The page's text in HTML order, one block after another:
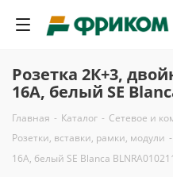
Розетка 2К+3,
16А, белый SE
Главная - Каталог - Сетевое и
Розетки, вставки, рамки, модули -
16А, белый SE Blanca BLNRA010211